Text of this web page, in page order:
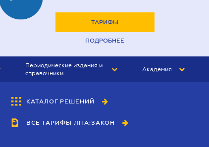
ТАРИФЫ
ПОДРОБНЕЕ
Периодические издания и
справочники
БУХГАЛТЕР&ЗАКОН
ВЕСТНИК МСФО
Академия
КАТАЛОГ РЕШЕНИЙ
ВСЕ ТАРИФЫ ЛІГА:ЗАКОН